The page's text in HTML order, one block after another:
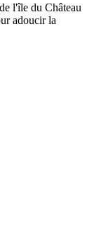
l'île du Château
adoucir la